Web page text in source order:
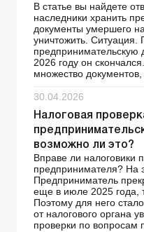
В статье вы найдете
наследники хранить
документы умершего
уничтожить. Ситуация.
предпринимательскую
2026 году он
множество документов,
30.04.2026
Налоговая
возможно ли это?
Вправе ли налоговики
предпринимателя? На
Предприниматель
еще в июле 2025 года,
Поэтому для него
от налогового органа
проверки по вопросам